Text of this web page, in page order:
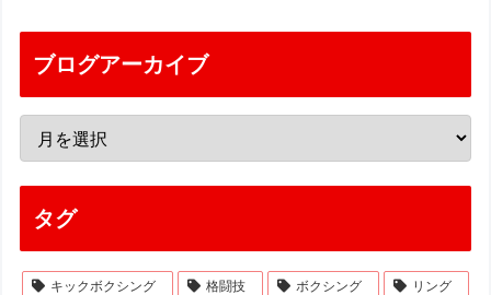
ブログアーカイブ
タグ
キックボクシング 格闘技 ボクシング リング